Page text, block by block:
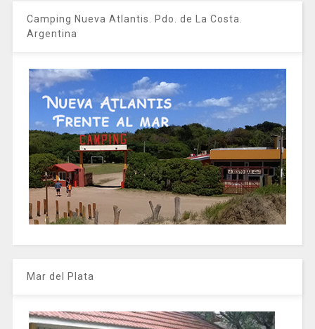
Camping Nueva Atlantis. Pdo. de La Costa.
Argentina
Mar del Plata